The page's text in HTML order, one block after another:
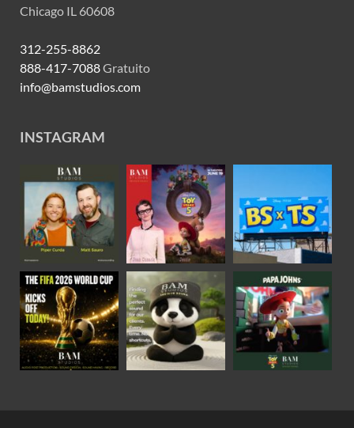
Chicago IL 60608
312-255-8862
888-417-7088Gratuito
info@bamstudios.com
INSTAGRAM